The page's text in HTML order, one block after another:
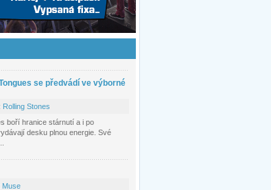
se předvádí ve výborné
Rolling Stones
boří hranice stárnutí a i po
desku plnou energie. Své
Muse